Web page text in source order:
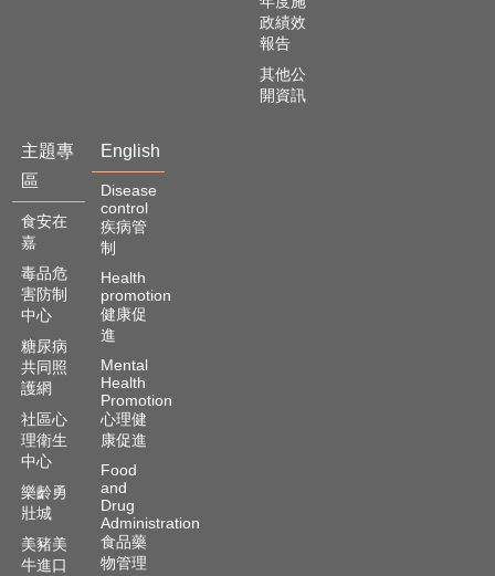
告
政績效
報告
其他公
開資訊
主題專
區
食安在
嘉
毒品危
害防制
中心
糖尿病
共同照
護網
社區心
理衛生
中心
樂齡勇
壯城
美豬美
牛進口
English
Disease
control
疾病管
制
Health
promotion
健康促
進
Mental
Health
Promotion
心理健
康促進
Food
and
Drug
Administration
食品藥
物管理